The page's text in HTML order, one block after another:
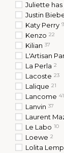
Juliette has
Justin
Katy Perry 9
Kenzo 22
Kilian 37
L'Artisan
La Perla 2
Lacoste 23
Lalique 21
Lancome 41
Lanvin 37
Laurent
Le Labo 10
Loewe 2
Lolita